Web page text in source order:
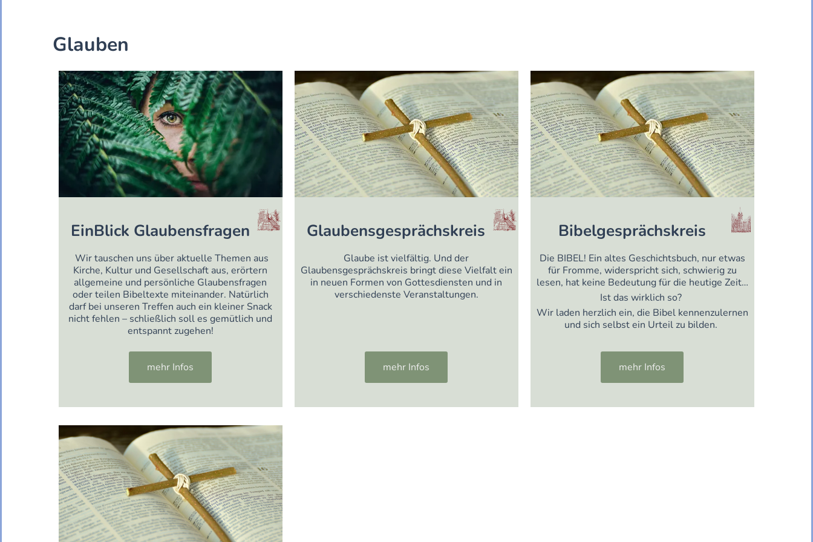
Glauben
EinBlick Glaubensfragen
Wir tauschen uns über aktuelle Themen aus
Kirche, Kultur und Gesellschaft aus, erörtern
allgemeine und persönliche Glaubensfragen
oder teilen Bibeltexte miteinander. Natürlich
darf bei unseren Treffen auch ein kleiner Snack
nicht fehlen – schließlich soll es gemütlich und
entspannt zugehen!
mehr Infos
Glaubensgesprächskreis
Glaube ist vielfältig. Und der
Glaubensgesprächskreis bringt diese Vielfalt ein
in neuen Formen von Gottesdiensten und in
verschiedenste Veranstaltungen.
mehr Infos
Bibelgesprächskreis
Die BIBEL! Ein altes Geschichtsbuch, nur etwas
für Fromme, widerspricht sich, schwierig zu
lesen, hat keine Bedeutung für die heutige Zeit…
Ist das wirklich so?
Wir laden herzlich ein, die Bibel kennenzulernen
und sich selbst ein Urteil zu bilden.
mehr Infos